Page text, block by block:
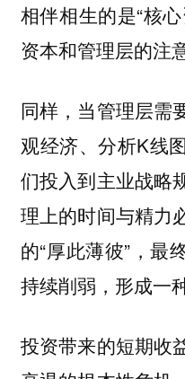
相伴相生的是“核
资本和管理层的注
同样，当管理层需
观经济、分析K线
们投入到主业战略
理上的时间与精力
的“厚此薄彼”，最
持续削弱，形成一
投资带来的短期收